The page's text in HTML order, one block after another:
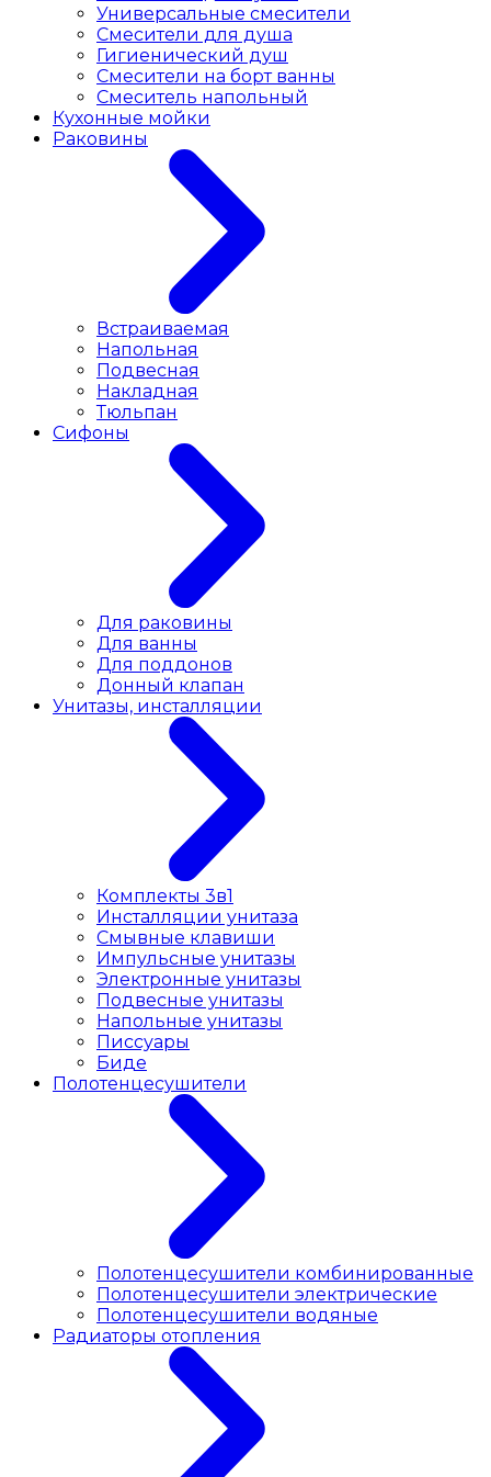
Универсальные смесители
Смесители для душа
Гигиенический душ
Смесители на борт ванны
Смеситель напольный
Кухонные мойки
Раковины
Встраиваемая
Напольная
Подвесная
Накладная
Тюльпан
Сифоны
Для раковины
Для ванны
Для поддонов
Донный клапан
Унитазы, инсталляции
Комплекты 3в1
Инсталляции унитаза
Смывные клавиши
Импульсные унитазы
Электронные унитазы
Подвесные унитазы
Напольные унитазы
Писсуары
Биде
Полотенцесушители
Полотенцесушители комбинированные
Полотенцесушители электрические
Полотенцесушители водяные
Радиаторы отопления